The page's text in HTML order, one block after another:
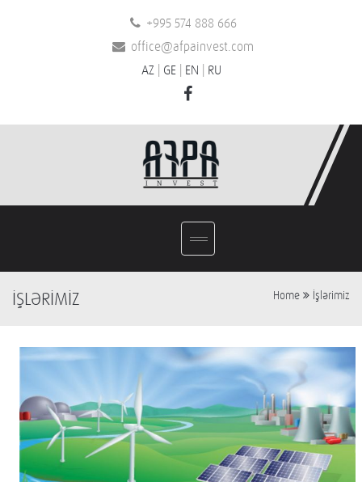
+995 574 888 666
office@afpainvest.com
AZ| GE| EN RU
İŞLƏRİMİZ Home İşlərimiz